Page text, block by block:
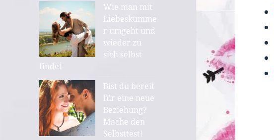
Wie man mit
Liebeskumme
r umgeht und
wieder zu
sich selbst
findet
Bist du bereit
für eine neue
Beziehung?
Mache den
Selbsttest!